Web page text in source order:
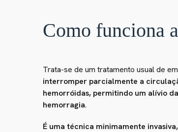
Como funciona
Trata-se de um tratamento usual de
interromper parcialmente a
hemorróidas, permitindo um alívio
hemorragia.
É uma técnica minimamente